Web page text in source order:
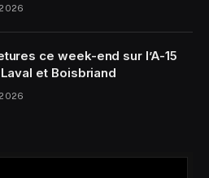
ce week-end sur l’A-15
et Boisbriand